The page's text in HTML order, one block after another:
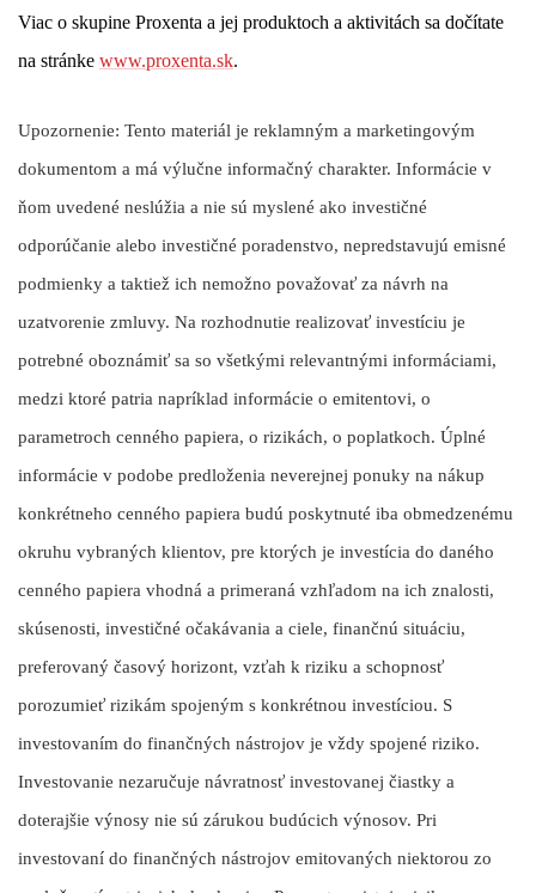
Viac o skupine Proxenta a jej produktoch a aktivitách sa dočítate
na stránke www.proxenta.sk.
Upozornenie: Tento materiál je reklamným a marketingovým
dokumentom a má výlučne informačný charakter. Informácie v
ňom uvedené neslúžia a nie sú myslené ako investičné
odporúčanie alebo investičné poradenstvo, nepredstavujú emisné
podmienky a taktiež ich nemožno považovať za návrh na
uzatvorenie zmluvy. Na rozhodnutie realizovať investíciu je
potrebné oboznámiť sa so všetkými relevantnými informáciami,
medzi ktoré patria napríklad informácie o emitentovi, o
parametroch cenného papiera, o rizikách, o poplatkoch. Úplné
informácie v podobe predloženia neverejnej ponuky na nákup
konkrétneho cenného papiera budú poskytnuté iba obmedzenému
okruhu vybraných klientov, pre ktorých je investícia do daného
cenného papiera vhodná a primeraná vzhľadom na ich znalosti,
skúsenosti, investičné očakávania a ciele, finančnú situáciu,
preferovaný časový horizont, vzťah k riziku a schopnosť
porozumieť rizikám spojeným s konkrétnou investíciou. S
investovaním do finančných nástrojov je vždy spojené riziko.
Investovanie nezaručuje návratnosť investovanej čiastky a
doterajšie výnosy nie sú zárukou budúcich výnosov. Pri
investovaní do finančných nástrojov emitovaných niektorou zo